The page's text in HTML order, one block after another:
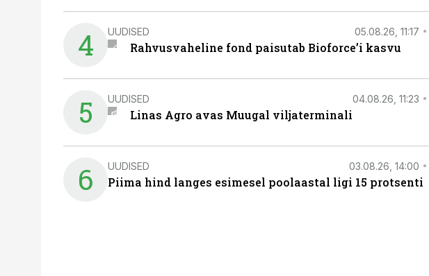
4 UUDISED 05.08.26, 11:17
Rahvusvaheline fond paisutab Bioforce’i kasvu
5 UUDISED 04.08.26, 11:23
Linas Agro avas Muugal viljaterminali
6 UUDISED 03.08.26, 14:00
Piima hind langes esimesel poolaastal ligi 15 protsenti